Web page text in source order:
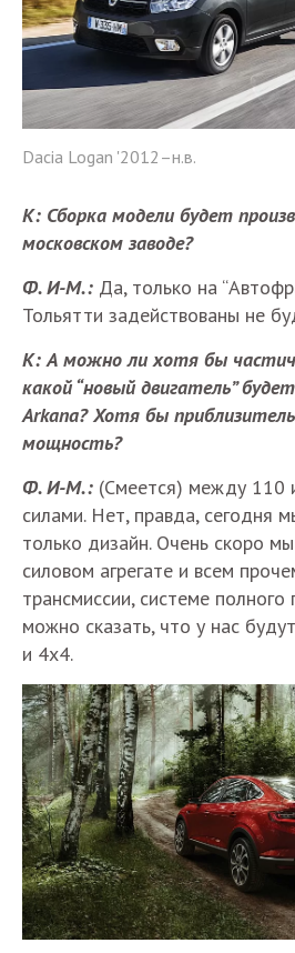
Dacia Logan '2012–н.в.
К: Сборка модели будет
московском заводе?
Ф. И-М.: Да, только на
Тольятти задействованы не
К: А можно ли хотя бы
какой “новый двигатель”
Arkana? Хотя бы
мощность?
Ф. И-М.: (Смеется) между
силами. Нет, правда, сегодня
только дизайн. Очень скоро
силовом агрегате и всем
трансмиссии, системе
можно сказать, что у нас
и 4х4.